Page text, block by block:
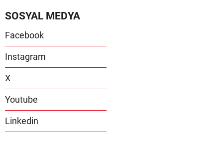
SOSYAL MEDYA
Facebook
Instagram
X
Youtube
Linkedin